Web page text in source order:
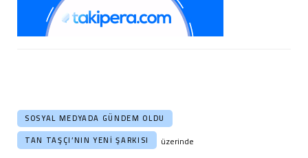
SOSYAL MEDYADA GÜNDEM OLDU
TAN TAŞÇI’NIN YENI ŞARKISI
üzerinde